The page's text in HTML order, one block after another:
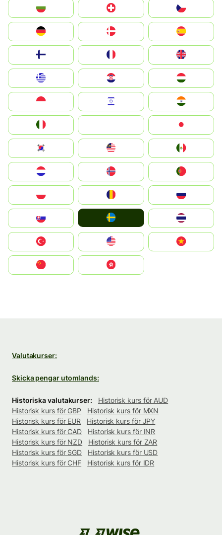
Switzerland
Deutschland
United Kingdom
Magyarország
South Korea
United States
中國香港特別行政區
Valutakurser:
Skicka pengar utomlands:
Historiska valutakurser:
Historisk kurs för AUD
Historisk kurs för GBP
Historisk kurs för MXN
Historisk kurs för EUR
Historisk kurs för JPY
Historisk kurs för CAD
Historisk kurs för INR
Historisk kurs för NZD
Historisk kurs för ZAR
Historisk kurs för SGD
Historisk kurs för USD
Historisk kurs för CHF
Historisk kurs för IDR